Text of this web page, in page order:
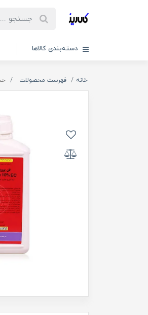
دسته‌بندی کالاها
خانه فهرست محصولات